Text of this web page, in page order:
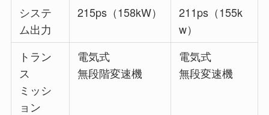
システ
ム出力
215ps（158kW）
211ps（155k
w）
トラン
ス
ミッシ
ョン
電気式
無段階変速機
電気式
無段変速機